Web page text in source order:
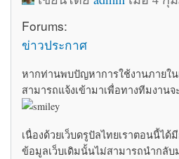
Forums:
ข่าวประกาศ
หากท่านพบปัญหาการใช้งานภายใ
สามารถแจ้งเข้ามาเพื่อทางทีมงาน
เนื่องด้วยเว็บดรูปัลไทยเราตอนนี้ได้
ข้อมูลเว็บเดิมนั้นไม่สามารถนำกลับ